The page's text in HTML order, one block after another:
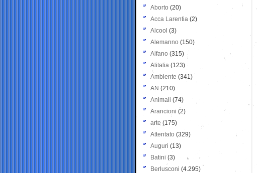
Aborto (20)
Acca Larentia (2)
Alcool (3)
Alemanno (150)
Alfano (315)
Alitalia (123)
Ambiente (341)
AN (210)
Animali (74)
Arancioni (2)
arte (175)
Attentato (329)
Auguri (13)
Batini (3)
Berlusconi (4.295)